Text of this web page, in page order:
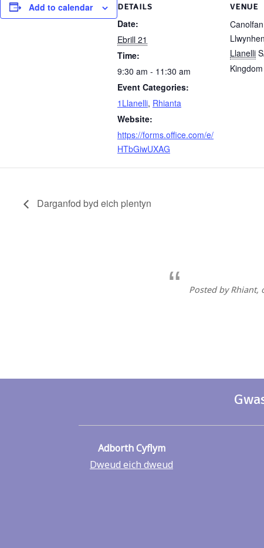
Add to calendar DETAILS
Date:
Ebrill 21
Time:
9:30 am - 11:30 am
Event Categories:
1Llanelli, Rhianta
Website:
https://forms.office.com/e/
HTbGiwUXAG
VENUE
Llanelli
Kingdom
Darganfod byd eich plentyn
Posted by Rhiant,
Adborth Cyflym
Dweud eich dweud